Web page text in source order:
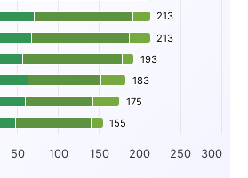
213
213
213
213
193
193
183
183
175
175
155
155
50 100 150 200 250 300